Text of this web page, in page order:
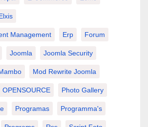
Management Erp Forum
Joomla Joomla Security
Mod Rewrite Joomla
OPENSOURCE Photo Gallery
Programas Programma's